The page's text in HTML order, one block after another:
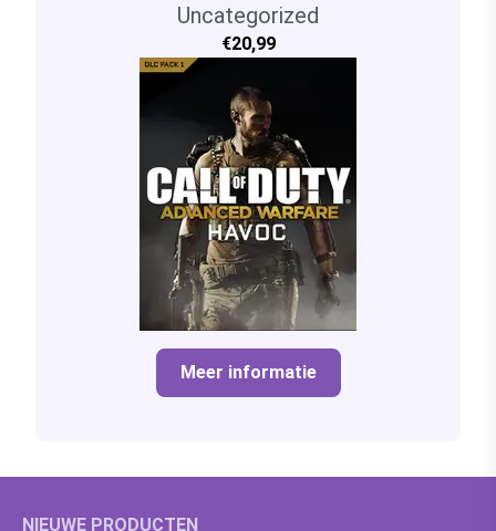
Uncategorized
€20,99
Meer informatie
NIEUWE PRODUCTEN